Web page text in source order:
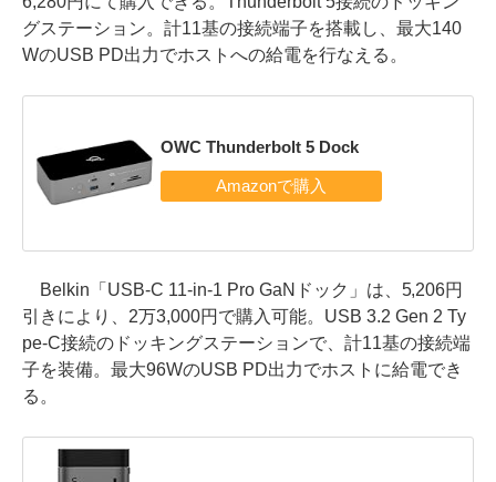
グステーション。計11基の接続端子を搭載し、最大140
WのUSB PD出力でホストへの給電を行なえる。
OWC Thunderbolt 5 Dock
Belkin「USB-C 11-in-1 Pro GaNドック」は、5,206円
引きにより、2万3,000円で購入可能。USB 3.2 Gen 2 Ty
pe-C接続のドッキングステーションで、計11基の接続端
子を装備。最大96WのUSB PD出力でホストに給電でき
る。